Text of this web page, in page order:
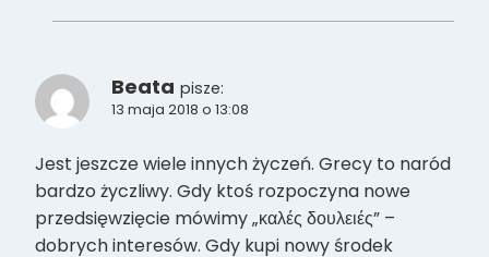
Beata pisze:
13 maja 2018 o 13:08
Jest jeszcze wiele innych życzeń. Grecy to naród
bardzo życzliwy. Gdy ktoś rozpoczyna nowe
przedsięwzięcie mówimy „καλές δουλειές” –
dobrych interesów. Gdy kupi nowy środek